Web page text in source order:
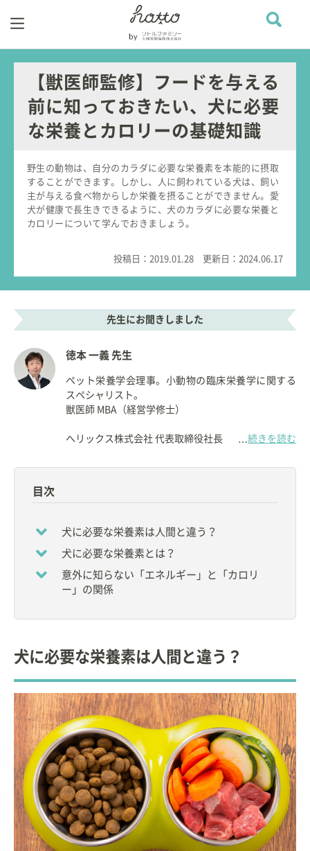
【獣医師監修】フードを与える
前に知っておきたい、犬に必要
な栄養とカロリーの基礎知識
野生の動物は、自分のカラダに必要な栄養素を本能的に摂取
することができます。しかし、人に飼われている犬は、飼い
主が与える食べ物からしか栄養を摂ることができません。愛
犬が健康で長生きできるように、犬のカラダに必要な栄養と
カロリーについて学んでおきましょう。
投稿日：2019.01.28 更新日：2024.06.17
先生にお聞きしました
徳本 一義 先生
ペット栄養学会理事。小動物の臨床栄養学に関する
スペシャリスト。
獣医師 MBA（経営学修士）
ヘリックス株式会社 代表取締役社長
【資格】
◆ ペット栄養学会理事
◆
一般社団法人ペットフード協会
行委員会 委員長
◆日本獣医生命科学大学非常勤講師
帝京科学大学
その後、ペットフードメーカーに入社し、小動物臨
現在は、獣医療・教育関連のコンサルタントとして
の活動。ペットの栄養に関する団体の要職を務め
る。
自宅で９頭の猫と暮らす愛猫家。
…続きを読む
目次
犬に必要な栄養素は人間と違う？
犬に必要な栄養素とは？
意外に知らない「エネルギー」と「カロリ
ー」の関係
犬に必要な栄養素は人間と違う？